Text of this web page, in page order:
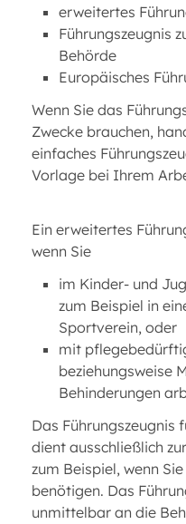
erweitertes
Führungszeugnis
Behörde
Europäisches
Wenn Sie das
Zwecke brauchen,
einfaches
Vorlage bei Ihrem
Ein erweitertes
wenn Sie
im Kinder- und
zum Beispiel in
Sportverein, oder
mit
beziehungsweise
Behinderungen
Das Führungszeugnis
dient ausschließlich
zum Beispiel, wenn
benötigen. Das
unmittelbar an die